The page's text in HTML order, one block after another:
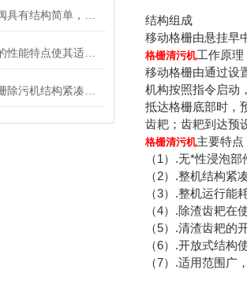
结构组成
移动格栅由悬挂早
格栅清污机工作原理
移动格栅由通过设
机构按照指令启动
抵达格栅底部时，
齿耙；齿耙到达预
格栅清污机主要特点
（1）.无*性浸泡
（2）.整机结构紧
（3）.整机运行能
（4）.除渣齿耙
（5）.清渣齿耙
（6）.开放式结构
（7）.适用范围